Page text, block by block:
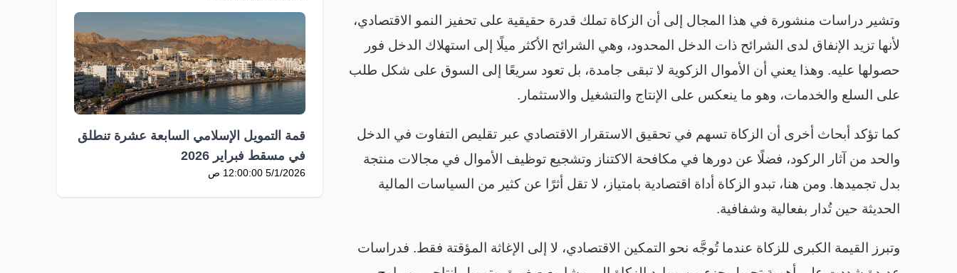
وتشير دراسات منشورة في هذا المجال إلى أن الزكاة تملك قدرة حقيقية على تحفيز النمو الاقتصادي،
لأنها تزيد الإنفاق لدى الشرائح ذات الدخل المحدود، وهي الشرائح الأكثر ميلًا إلى استهلاك الدخل فور
حصولها عليه. وهذا يعني أن الأموال الزكوية لا تبقى جامدة، بل تعود سريعًا إلى السوق على شكل طلب
على السلع والخدمات، وهو ما ينعكس على الإنتاج والتشغيل والاستثمار .
كما تؤكد أبحاث أخرى أن الزكاة تسهم في تحقيق الاستقرار الاقتصادي عبر تقليص التفاوت في الدخل
والحد من آثار الركود، فضلًا عن دورها في مكافحة الاكتناز وتشجيع توظيف الأموال في مجالات منتجة
بدل تجميدها. ومن هنا، تبدو الزكاة أداة اقتصادية بامتياز، لا تقل أثرًا عن كثير من السياسات المالية
الحديثة حين تُدار بفعالية وشفافية.
وتبرز القيمة الكبرى للزكاة عندما تُوجَّه نحو التمكين الاقتصادي، لا إلى الإغاثة المؤقتة فقط. فدراسات
قمة التمويل الإسلامي السابعة عشرة تنطلق
في مسقط فبراير 2026
5/1/2026 12:00:00 ص